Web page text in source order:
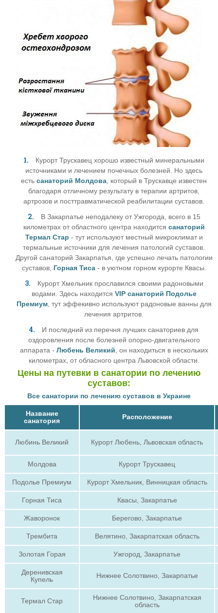
Курорт Трускавец хорошо известный минеральными
источниками и лечением почечных болезней. Но здесь
есть санаторий Молдова, который в Трускавце известен
благодаря отличному результату в терапии артритов,
артрозов и посттравматической реабилитации суставов.
В Закарпатье неподалеку от Ужгорода, всего в 15
километрах от областного центра находится санаторий
Термал Стар - тут используют местный микроклимат и
термальные источники для лечения патологий суставов.
Другой санаторий Закарпатья, где успешно лечать патологии
суставов, Горная Тиса- в уютном горном курорте Квасы.
Курорт Хмельник прославился своими радоновыми
водами. Здесь находится VIP санаторий Подолье
Премиум, тут эффекивно используют радоновые ванны для
лечения артритов.
И последний из перечня лучших санаториев для
оздоровления после болезней опорно-двигательного
аппарата - Любень Великий, он находиться в нескольких
километрах, от обласного центра Львовской области.
Цены на путевки в санатории по лечению
суставов:
Все санатории по лечению суставов в Украине
Название
санатория
Расположение
Любинь Великий Курорт Любень, Львовская область
Молдова Курорт Трускавец
Подолье Премиум Курорт Хмельник, Винницкая область
Горная Тиса Квасы, Закарпатье
Жаворонок Берегово, Закарпатье
Трембита Велятино, Закарпатская область
Золотая Горая Ужгород, Закарпатье
Деренивская
Купель
Нижнее Солотвино, Закарпатье
Термал Стар
Нижнее Солотвино, Закарпатская
область